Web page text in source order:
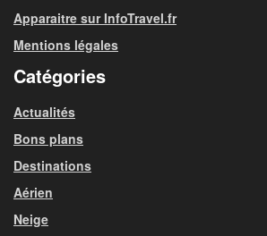
Apparaitre sur InfoTravel.fr
Mentions légales
Catégories
Actualités
Bons plans
Destinations
Aérien
Neige